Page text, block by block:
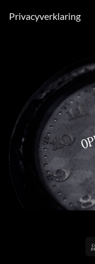
Privacyverklaring